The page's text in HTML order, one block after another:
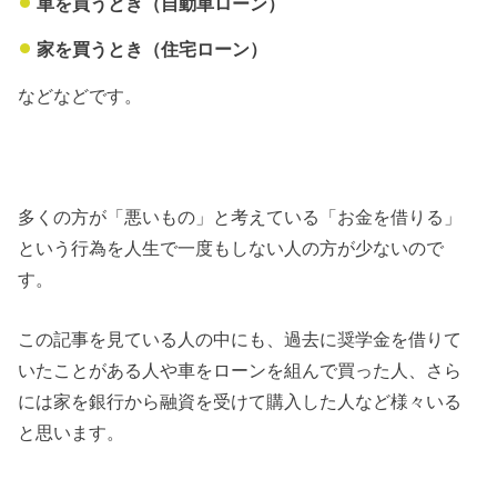
家を買うとき（住宅ローン）
などなどです。
多くの方が「悪いもの」と考えている「お金を借りる」
という行為を人生で一度もしない人の方が少ないので
す。
この記事を見ている人の中にも、過去に奨学金を借りて
いたことがある人や車をローンを組んで買った人、さら
には家を銀行から融資を受けて購入した人など様々いる
と思います。